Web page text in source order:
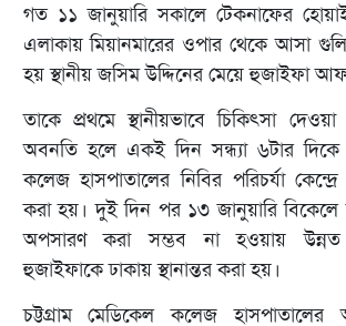
গত ১১ জানুয়ারি সকালে টেকনাফের
এলাকায় মিয়ানমারের ওপার থেকে আসা
হয় স্থানীয় জসিম উদ্দিনের মেয়ে হুজাইফা
তাকে প্রথমে স্থানীয়ভাবে চিকিৎসা
অবনতি হলে একই দিন সন্ধ্যা ৬টার দিকে
কলেজ হাসপাতালের নিবির পরিচর্যা
করা হয়। দুই দিন পর ১৩ জানুয়ারি বিকেলে
অপসারণ করা সম্ভব না হওয়ায় উন্নত
হুজাইফাকে ঢাকায় স্থানান্তর করা হয়।
চট্টগ্রাম মেডিকেল কলেজ হাসপাতালের